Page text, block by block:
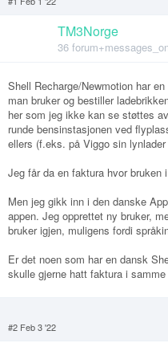
TM3Norge
36
Shell Recharge/Newmotion har
man bruker og bestiller
her som jeg ikke kan se støttes
runde bensinstasjonen ved
ellers (f.eks. på Viggo sin
Jeg får da en faktura hvor bruken
Men jeg gikk inn i den danske
appen. Jeg opprettet ny bruker,
bruker igjen, muligens fordi
Er det noen som har en dansk
skulle gjerne hatt faktura i
#2 Feb 3 '22